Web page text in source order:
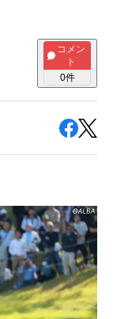
コメン
ト
0件